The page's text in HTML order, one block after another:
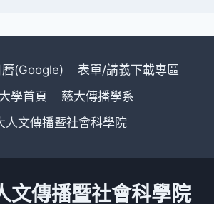
(Google)
表單/講義下載專區
學首頁
慈大傳播學系
人文傳播暨社會科學院
文傳播暨社會科學院